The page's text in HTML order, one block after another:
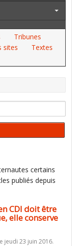
Tribunes
sites
Textes
AU CDI
certains
publiés depuis
CDI doit être
elle conserve
jeudi 23 juin 2016.